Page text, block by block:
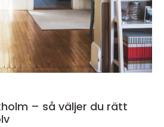
– så väljer du rätt